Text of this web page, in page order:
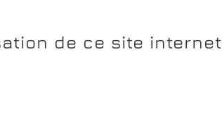
de ce site internet